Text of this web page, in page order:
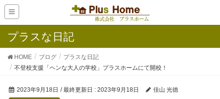
プラスな日記
HOME ブログ
プラスな日記
不登校支援「ヘンな大人の学校」プラスホームにて開校！
2023年9月18日 / 最終更新日 : 2023年9月18日
佳山 光徳